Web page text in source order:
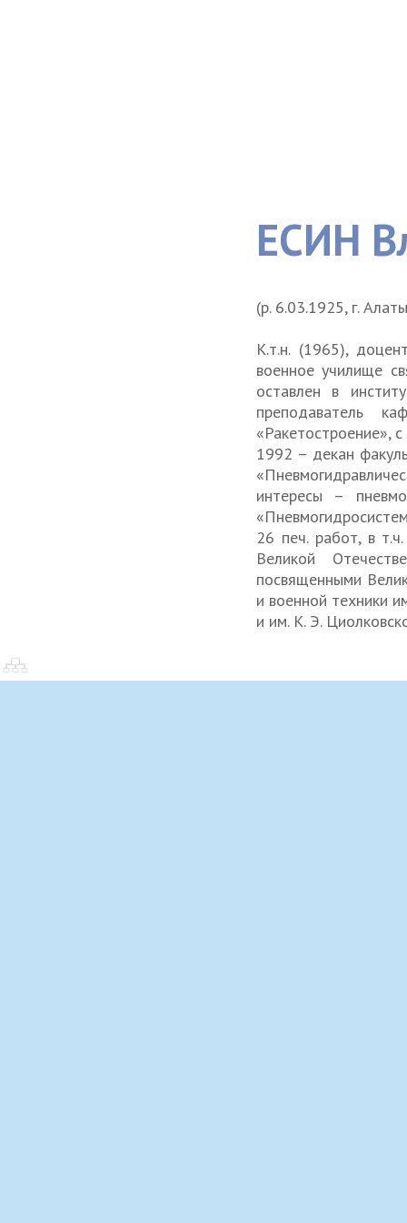
ЕСИН
(р. 6.03.1925, г.
К.т.н. (1965),
военное училище
оставлен в
преподаватель
«Ракетостроение»,
1992 – декан
интересы –
26 печ. работ, в
Великой
посвященными
и военной техники
и им. К. Э.